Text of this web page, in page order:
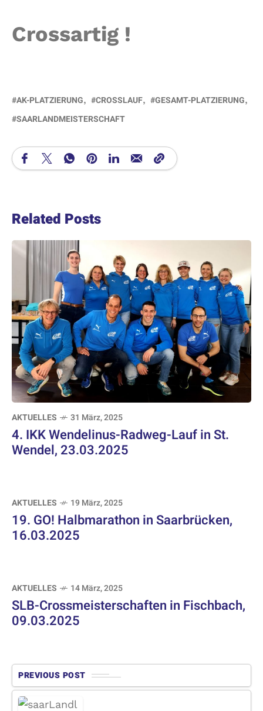
Crossartig !
AK-PLATZIERUNG CROSSLAUF
GESAMT-PLATZIERUNG
SAARLANDMEISTERSCHAFT
Related Posts
AKTUELLES 31 März, 2025
4. IKK Wendelinus-Radweg-Lauf in St.
Wendel, 23.03.2025
AKTUELLES 19 März, 2025
19. GO! Halbmarathon in Saarbrücken,
16.03.2025
AKTUELLES 14 März, 2025
SLB-Crossmeisterschaften in Fischbach,
09.03.2025
PREVIOUS POST